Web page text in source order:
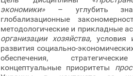
экономики» – углубить
глобализационные
методологические и прикладные
организации хозяйства,условия
развития социально-
обеспечения,
концептуальные приоритеты